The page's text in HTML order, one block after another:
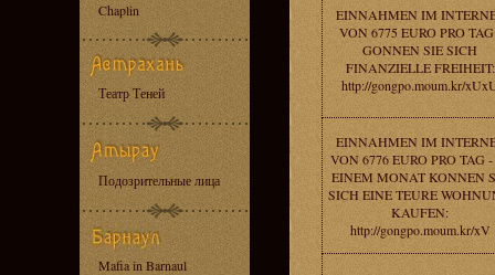
Chaplin
Театр Теней
Подозрительные лица
Mafia in Barnaul
EINNAHMEN IM
VON 6775 EURO PRO
GONNEN SIE SICH
FINANZIELLE FREIHEIT:
http://gongpo.moum.kr/
EINNAHMEN IM
VON 6776 EURO PRO TAG
EINEM MONAT KONNEN
SICH EINE TEURE
KAUFEN:
http://gongpo.moum.kr/xV